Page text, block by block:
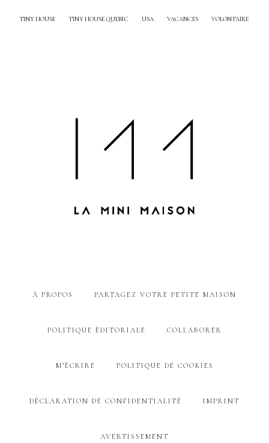
TINY HOUSE TINY HOUSE QUEBEC USA VACANCES VOLONTAIRE
À PROPOS PARTAGEZ VOTRE PETITE MAISON
POLITIQUE ÉDITORIALE COLLABORER
M’ÉCRIRE POLITIQUE DE COOKIES
DÉCLARATION DE CONFIDENTIALITÉ IMPRINT
AVERTISSEMENT